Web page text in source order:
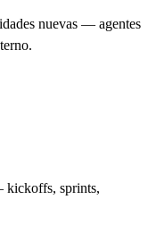
nuevas — agentes
kickoffs, sprints,